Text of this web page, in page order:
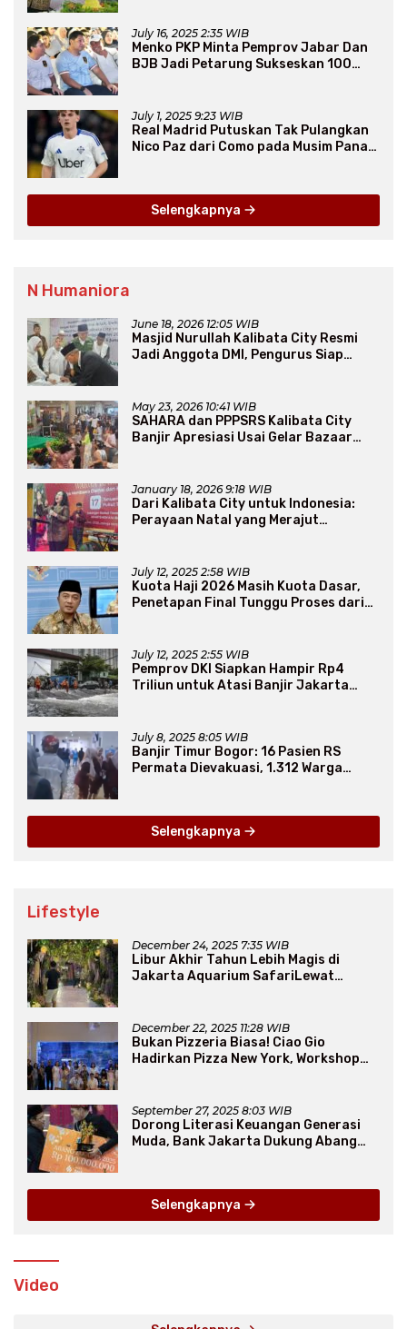
July 16, 2025 2:35 WIB
Menko PKP Minta Pemprov Jabar Dan
BJB Jadi Petarung Sukseskan 100
July 1, 2025 9:23 WIB
Real Madrid Putuskan Tak Pulangkan
Nico Paz dari Como pada Musim Panas
Selengkapnya
N Humaniora
June 18, 2026 12:05 WIB
Masjid Nurullah Kalibata City Resmi
Jadi Anggota DMI, Pengurus Siap
May 23, 2026 10:41 WIB
SAHARA dan PPPSRS Kalibata City
Banjir Apresiasi Usai Gelar Bazaar
January 18, 2026 9:18 WIB
Dari Kalibata City untuk Indonesia:
Perayaan Natal yang Merajut
July 12, 2025 2:58 WIB
Kuota Haji 2026 Masih Kuota Dasar,
Penetapan Final Tunggu Proses dari
July 12, 2025 2:55 WIB
Pemprov DKI Siapkan Hampir Rp4
Triliun untuk Atasi Banjir Jakarta
July 8, 2025 8:05 WIB
Banjir Timur Bogor: 16 Pasien RS
Permata Dievakuasi, 1.312 Warga
Selengkapnya
Lifestyle
December 24, 2025 7:35 WIB
Libur Akhir Tahun Lebih Magis di
Jakarta Aquarium SafariLewat
December 22, 2025 11:28 WIB
Bukan Pizzeria Biasa! Ciao Gio
Hadirkan Pizza New York, Workshop
September 27, 2025 8:03 WIB
Dorong Literasi Keuangan Generasi
Muda, Bank Jakarta Dukung Abang
Selengkapnya
Video